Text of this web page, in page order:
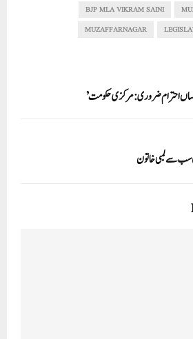
In
BJP MLA VIKRAM SAINI
MUZAFFARNAGAR
احترام ضروری:مرکزی حکومت’
سب سے لمبی خاتون